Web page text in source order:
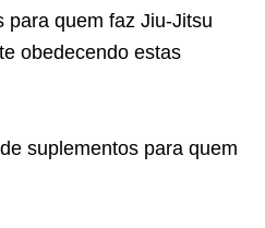
para quem faz Jiu-Jitsu
obedecendo estas
suplementos para quem